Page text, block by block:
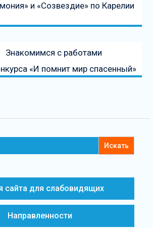
и «Созвездие» по Карелии
Знакомимся с работами
«И помнит мир спасенный»
сайта для слабовидящих
Направленности